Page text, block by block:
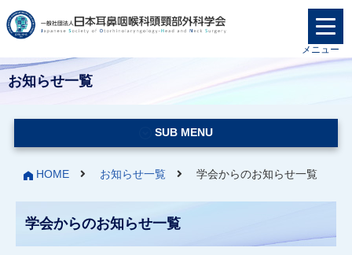
メニュー
お知らせ一覧
SUB MENU
HOME お知らせ一覧 学会からのお知らせ一覧
学会からのお知らせ一覧